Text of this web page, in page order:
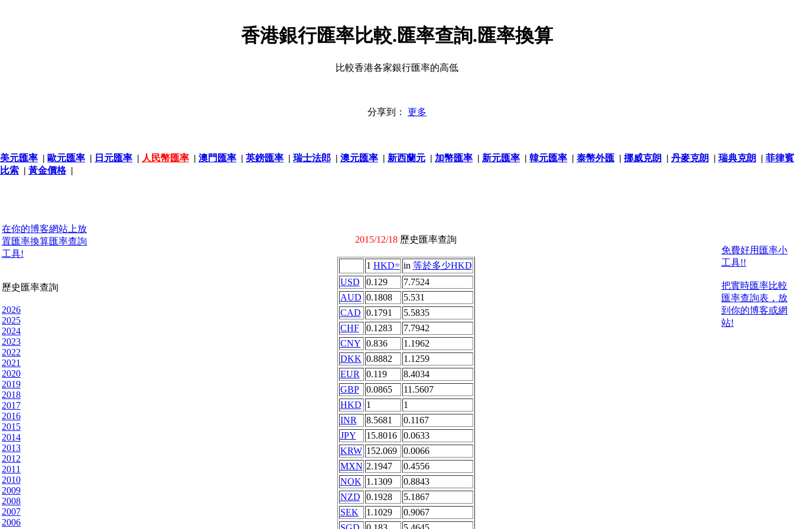
香港銀行匯率比較.匯率查詢.匯率換算
比較香港各家銀行匯率的高低
分享到： 更多
美元匯率 | 歐元匯率 | 日元匯率 | 人民幣匯率 | 澳門匯率 | 英鎊匯率 | 瑞士法郎 | 澳元匯率 | 新西蘭元 | 加幣匯率 | 新元匯率 | 韓元匯率 | 泰幣外匯 | 挪威克朗 | 丹麥克朗 | 瑞典克朗 | 菲律賓
比索 | 黃金價格|
在你的博客網站上放
置匯率換算匯率查詢
工具!
歷史匯率查詢
2026
2025
2024
2023
2022
2021
2020
2019
2018
2017
2016
2015
2014
2013
2012
2011
2010
2009
2008
2007
2006
2015/12/18 歷史匯率查詢
1 HKD= in 等於多少HKD
USD
0.129
7.7524
AUD 0.1808
5.531
CAD 0.1791
5.5835
CHF
0.1283
7.7942
CNY 0.836
1.1962
DKK 0.8882
1.1259
EUR
0.119
8.4034
GBP
0.0865
11.5607
HKD 1
1
INR
8.5681
0.1167
JPY
15.8016
0.0633
KRW 152.069
0.0066
MXN 2.1947
0.4556
NOK 1.1309
0.8843
NZD
0.1928
5.1867
SEK
1.1029
0.9067
免費好用匯率小
工具!!
把實時匯率比較
匯率查詢表，放
到你的博客或網
站!